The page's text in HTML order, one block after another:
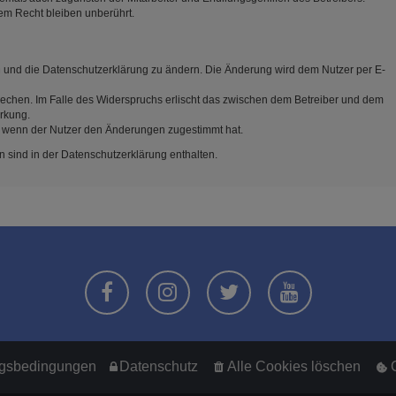
Recht bleiben unberührt.
die Datenschutzerklärung zu ändern. Die Änderung wird dem Nutzer per E-
Im Falle des Widerspruchs erlischt das zwischen dem Betreiber und dem
der Nutzer den Änderungen zugestimmt hat.
in der Datenschutzerklärung enthalten.
Alle Cookies löschen
Datenschutz